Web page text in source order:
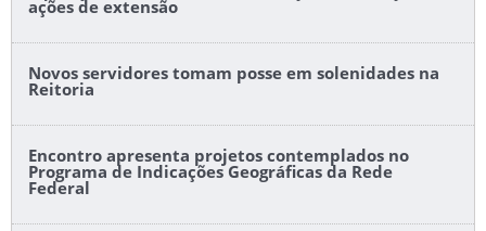
ações de extensão
Novos servidores tomam posse em solenidades na
Reitoria
Encontro apresenta projetos contemplados no
Programa de Indicações Geográficas da Rede
Federal